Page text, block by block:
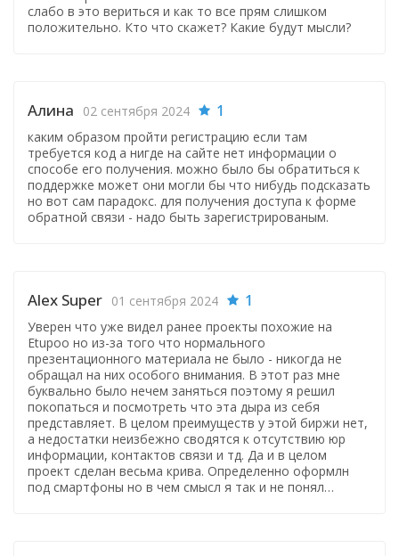
слабо в это вериться и как то все прям слишком
положительно. Кто что скажет? Какие будут мысли?
Алина 02 сентября 2024 1
каким образом пройти регистрацию если там
требуется код а нигде на сайте нет информации о
способе его получения. можно было бы обратиться к
поддержке может они могли бы что нибудь подсказать
но вот сам парадокс. для получения доступа к форме
обратной связи - надо быть зарегистрированым.
Alex Super 01 сентября 2024 1
Уверен что уже видел ранее проекты похожие на
Etupoo но из-за того что нормального
презентационного материала не было - никогда не
обращал на них особого внимания. В этот раз мне
буквально было нечем заняться поэтому я решил
покопаться и посмотреть что эта дыра из себя
представляет. В целом преимуществ у этой биржи нет,
а недостатки неизбежно сводятся к отсутствию юр
информации, контактов связи и тд. Да и в целом
проект сделан весьма крива. Определенно оформлн
под смартфоны но в чем смысл я так и не понял…